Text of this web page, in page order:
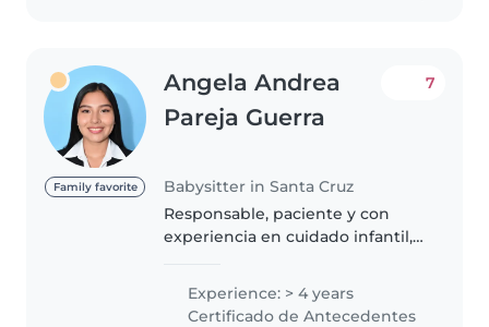
Family favorite
Angela Andrea
Pareja Guerra
Babysitter in Santa Cruz
7
Responsable, paciente y con
experiencia en cuidado infantil,
Experience: > 4 years
Certificado de Antecedentes